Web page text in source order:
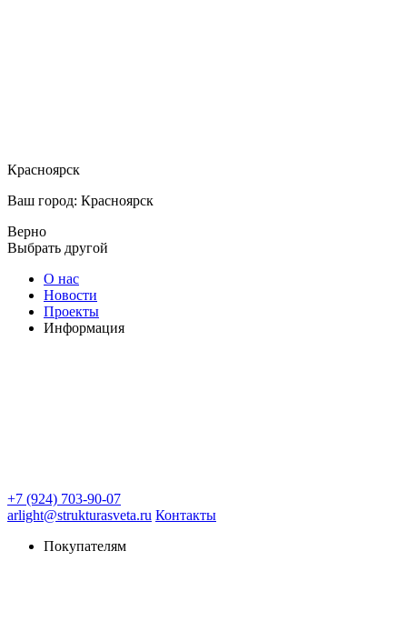
Красноярск
Ваш город: Красноярск
Верно
Выбрать другой
О нас
Новости
Проекты
Информация
+7 (924) 703-90-07
arlight@strukturasveta.ru Контакты
Покупателям